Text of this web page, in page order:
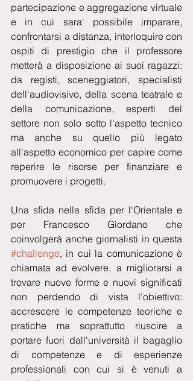
partecipazione e aggregazione virtuale
e in cui sara' possibile imparare,
confrontarsi a distanza, interloquire con
ospiti di prestigio che il professore
metterà a disposizione ai suoi ragazzi:
da registi, sceneggiatori, specialisti
dell'audiovisivo, della scena teatrale e
della comunicazione, esperti del
settore non solo sotto l'aspetto tecnico
ma anche su quello più legato
all'aspetto economico per capire come
reperire le risorse per finanziare e
promuovere i progetti.
Una sfida nella sfida per l'Orientale e
per Francesco Giordano che
#challenge, in cui la comunicazione è
chiamata ad evolvere, a migliorarsi a
trovare nuove forme e nuovi significati
non perdendo di vista l'obiettivo:
accrescere le competenze teoriche e
pratiche ma soprattutto riuscire a
portare fuori dall'università il bagaglio
di competenze e di esperienze
professionali con cui si è venuti a